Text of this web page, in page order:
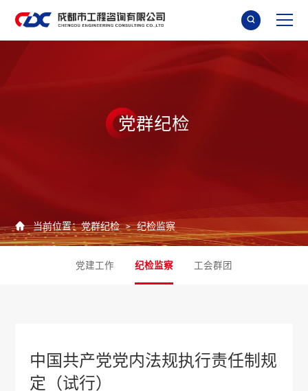

党群纪检
 当前位置：党群纪检 > 纪检监察
党建工作 纪检监察 工会群团
中国共产党党内法规执行责任制规
定（试行）